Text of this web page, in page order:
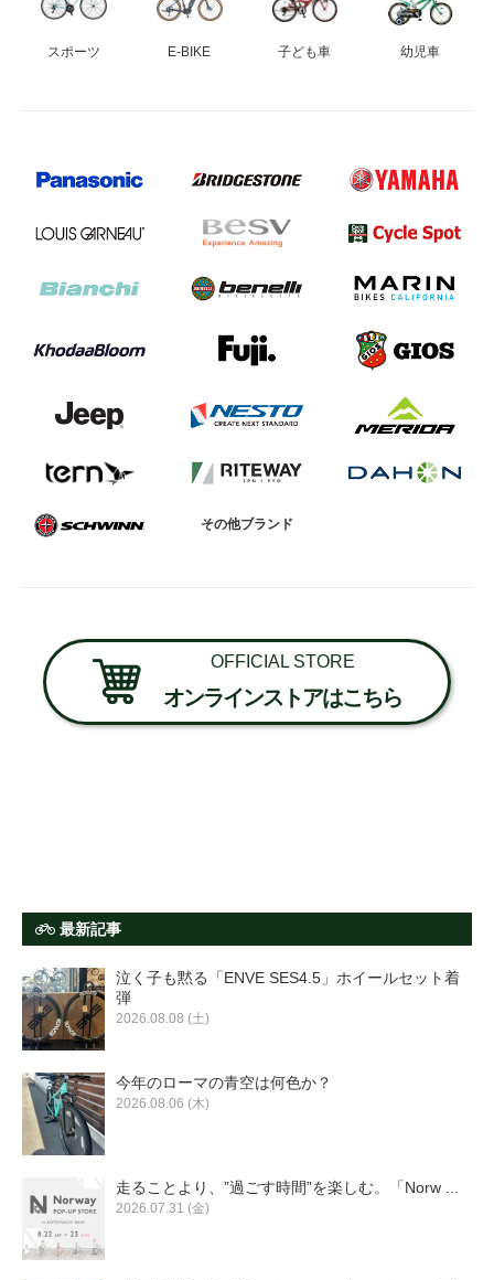
求人情報
その他
お問い合わせ
会社概要
スポーツ E-BIKE 子ども車 幼児車
その他ブランド
OFFICIAL STORE
オンラインストアはこちら
最新記事
泣く子も黙る「ENVE SES4.5」ホイールセット着
弾
2026.08.08 (土)
今年のローマの青空は何色か？
2026.08.06 (木)
走ることより、”過ごす時間”を楽しむ。「Norw ...
2026.07.31 (金)